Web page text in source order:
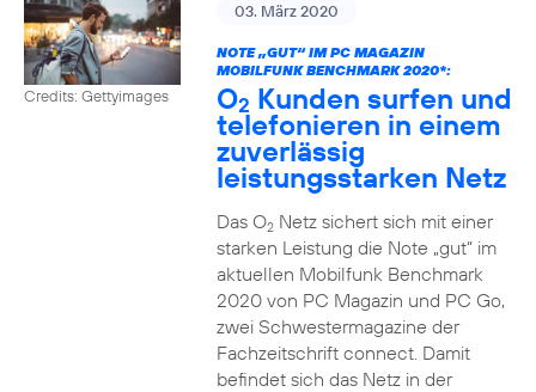
Credits: Gettyimages
03. März 2020
NOTE „GUT“ IM PC MAGAZIN
MOBILFUNK BENCHMARK 2020*:
O2 Kunden surfen und
telefonieren in einem
zuverlässig
leistungsstarken Netz
Das O2Netz sichert sich mit einer
starken Leistung die Note „gut“ im
aktuellen Mobilfunk Benchmark
2020 von PC Magazin und PC Go,
zwei Schwestermagazine der
Fachzeitschrift connect. Damit
befindet sich das Netz in der